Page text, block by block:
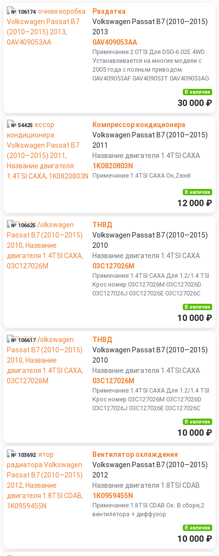
№ 106174
Раздатка
Volkswagen Passat B7 (2010—2015)
2013
0AV409053AA
Примечание:2.0TSI Для DSG-6 02E 4WD .
Устанавливается на многие модели с
2005 года с полным приводом.
0AV409053AF 0AV409053T 0AV409053AG
В наличии
30 000 ₽
№ 54425
Компрессор кондиционера
Volkswagen Passat B7 (2010—2015)
2011
Название двигателя 1.4TSI CAXA
1K0820803N
Примечание:1.4TSI CAXA Ок,Zexel
В наличии
12 000 ₽
№ 106625
ТНВД
Volkswagen Passat B7 (2010—2015)
2010
Название двигателя 1.4TSI CAXA
03C127026M
Примечание:1.4TSI CAXA Для 1.2/1.4 TSI
Крос номер 03C127026M 03C127026D
03C127026J 03C127026E 03C127026C
В наличии
10 000 ₽
№ 106617
ТНВД
Volkswagen Passat B7 (2010—2015)
2010
Название двигателя 1.4TSI CAXA
03C127026M
Примечание:1.4TSI CAXA Для 1.2/1.4 TSI
Крос номер 03C127026M 03C127026D
03C127026J 03C127026E 03C127026C
В наличии
10 000 ₽
№ 103692
Вентилятор охлаждения
Volkswagen Passat B7 (2010—2015)
2012
Название двигателя 1.8TSI CDAB
1K0959455N
Примечание:1.8TSI CDAB Ок. В сборе,2
вентилятора + диффузор
В наличии
10 000 ₽